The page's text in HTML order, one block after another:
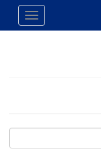
Toggle